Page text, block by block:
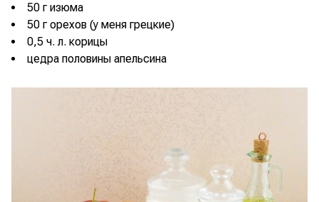
50 г изюма
50 г орехов (у меня грецкие)
0,5 ч. л. корицы
цедра половины апельсина